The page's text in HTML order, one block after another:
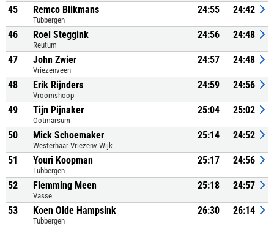
45 Remco Blikmans
Tubbergen
24:55 24:42
46 Roel Steggink
Reutum
24:56 24:48
47 John Zwier
Vriezenveen
24:57 24:48
48 Erik Rijnders
Vroomshoop
24:59 24:56
49 Tijn Pijnaker
Ootmarsum
25:04 25:02
50 Mick Schoemaker
Westerhaar-Vriezenv Wijk
25:14 24:52
51 Youri Koopman
Tubbergen
25:17 24:56
52 Flemming Meen
Vasse
25:18 24:57
53 Koen Olde Hampsink
Tubbergen
26:30 26:14